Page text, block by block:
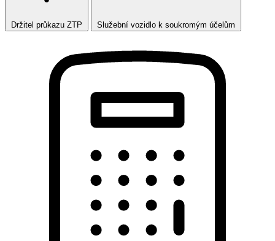
Držitel průkazu ZTP Služební vozidlo k soukromým účelům